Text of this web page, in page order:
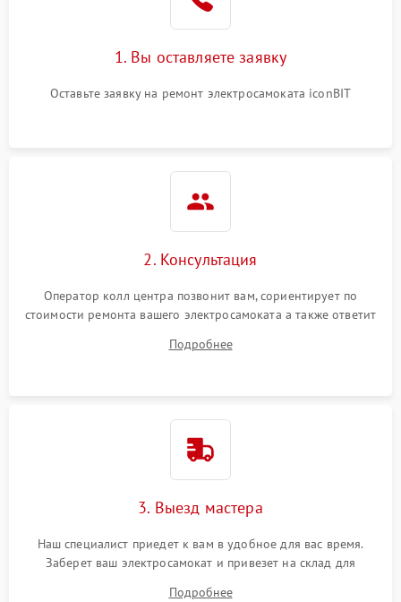
1. Вы оставляете заявку
Оставьте заявку на ремонт электросамоката iconBIT
2. Консультация
Оператор колл центра позвонит вам, сориентирует по
стоимости ремонта вашего электросамоката а также ответит
Подробнее
3. Выезд мастера
Наш специалист приедет к вам в удобное для вас время.
Заберет ваш электросамокат и привезет на склад для
Подробнее